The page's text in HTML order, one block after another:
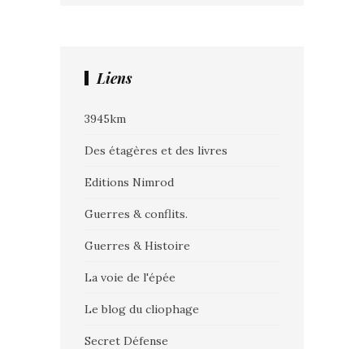
Liens
3945km
Des étagères et des livres
Editions Nimrod
Guerres & conflits.
Guerres & Histoire
La voie de l'épée
Le blog du cliophage
Secret Défense